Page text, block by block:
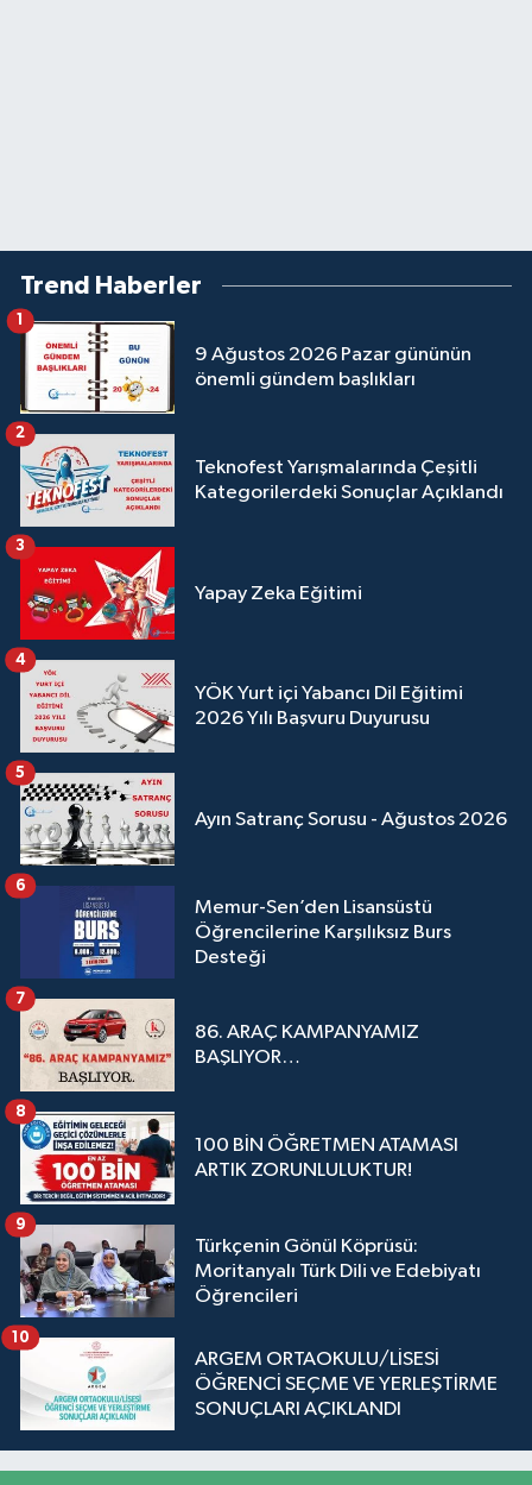
Trend Haberler
9 Ağustos 2026 Pazar gününün
önemli gündem başlıkları
Teknofest Yarışmalarında Çeşitli
Kategorilerdeki Sonuçlar Açıklandı
2
Yapay Zeka Eğitimi
3
YÖK Yurt içi Yabancı Dil Eğitimi
2026 Yılı Başvuru Duyurusu
4
Ayın Satranç Sorusu - Ağustos 2026
5
Memur-Sen’den Lisansüstü
Öğrencilerine Karşılıksız Burs
Desteği
6
86. ARAÇ KAMPANYAMIZ
BAŞLIYOR…
7
100 BİN ÖĞRETMEN ATAMASI
ARTIK ZORUNLULUKTUR!
8
Türkçenin Gönül Köprüsü:
Moritanyalı Türk Dili ve Edebiyatı
Öğrencileri
9
ARGEM ORTAOKULU/LİSESİ
ÖĞRENCİ SEÇME VE YERLEŞTİRME
SONUÇLARI AÇIKLANDI
10